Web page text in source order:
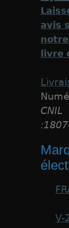
avis
notre
livre
CNIL
V-